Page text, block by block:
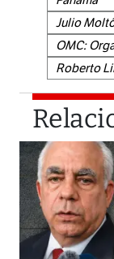
Julio
OMC:
Roberto